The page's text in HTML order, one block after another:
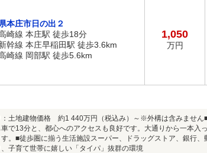
本庄市日の出２
高崎線 本庄駅 徒歩18分
新幹線 本庄早稲田駅 徒歩3.6km
高崎線 岡部駅 徒歩5.6km
1,050
万円
：土地建物価格 約1 440万円（税込み）～※外構は含みません
で13分と、都心へのアクセスも良好です。大通りから一本
。■徒歩圏に揃う生活施設スーパー、ドラッグストア、銀行
子育て世帯に嬉しい「タイパ」抜群の環境